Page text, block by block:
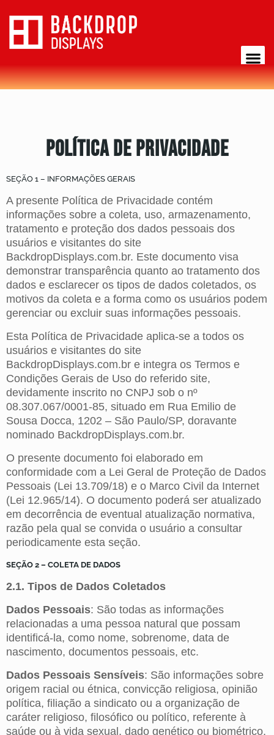
Política de Privacidade
SEÇÃO 1 – INFORMAÇÕES GERAIS
A presente Política de Privacidade contém
informações sobre a coleta, uso, armazenamento,
tratamento e proteção dos dados pessoais dos
usuários e visitantes do site
BackdropDisplays.com.br. Este documento visa
demonstrar transparência quanto ao tratamento dos
dados e esclarecer os tipos de dados coletados, os
motivos da coleta e a forma como os usuários podem
gerenciar ou excluir suas informações pessoais.
Esta Política de Privacidade aplica-se a todos os
usuários e visitantes do site
BackdropDisplays.com.br e integra os Termos e
Condições Gerais de Uso do referido site,
devidamente inscrito no CNPJ sob o nº
08.307.067/0001-85, situado em Rua Emilio de
Sousa Docca, 1202 – São Paulo/SP, doravante
nominado BackdropDisplays.com.br.
O presente documento foi elaborado em
conformidade com a Lei Geral de Proteção de Dados
Pessoais (Lei 13.709/18) e o Marco Civil da Internet
(Lei 12.965/14). O documento poderá ser atualizado
em decorrência de eventual atualização normativa,
razão pela qual se convida o usuário a consultar
periodicamente esta seção.
SEÇÃO 2 – COLETA DE DADOS
2.1. Tipos de Dados Coletados
Dados Pessoais: São todas as informações
relacionadas a uma pessoa natural que possam
identificá-la, como nome, sobrenome, data de
nascimento, documentos pessoais, etc.
Dados Pessoais Sensíveis: São informações sobre
origem racial ou étnica, convicção religiosa, opinião
política, filiação a sindicato ou a organização de
caráter religioso, filosófico ou político, referente à
saúde ou à vida sexual, dado genético ou biométrico,